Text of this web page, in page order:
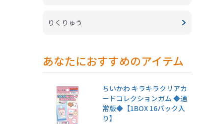
りくりゅう
あなたにおすすめのアイテム
ちいかわ キラキラクリアカ
ードコレクションガム ◆通
常版◆【1BOX 16パック入
り】